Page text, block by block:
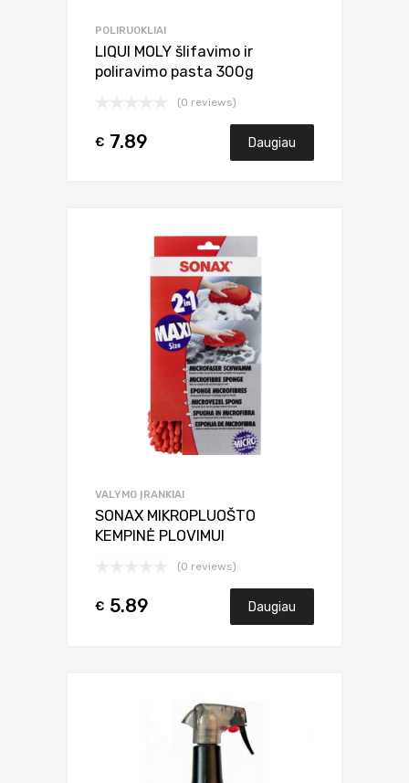
POLIRUOKLIAI
LIQUI MOLY šlifavimo ir
poliravimo pasta 300g
(0 reviews)
€ 7.89 Daugiau
VALYMO ĮRANKIAI
SONAX MIKROPLUOŠTO
KEMPINĖ PLOVIMUI
(0 reviews)
€ 5.89 Daugiau